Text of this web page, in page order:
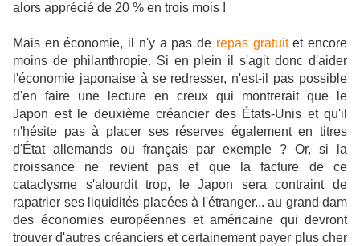
alors apprécié de 20 % en trois mois !
Mais en économie, il n'y a pas de repas gratuitet encore
moins de philanthropie. Si en plein il s'agit donc d'aider
l'économie japonaise à se redresser, n'est-il pas possible
d'en faire une lecture en creux qui montrerait que le
Japon est le deuxième créancier des États-Unis et qu'il
n'hésite pas à placer ses réserves également en titres
d'État allemands ou français par exemple ? Or, si la
croissance ne revient pas et que la facture de ce
cataclysme s'alourdit trop, le Japon sera contraint de
rapatrier ses liquidités placées à l'étranger... au grand dam
des économies européennes et américaine qui devront
trouver d'autres créanciers et certainement payer plus cher